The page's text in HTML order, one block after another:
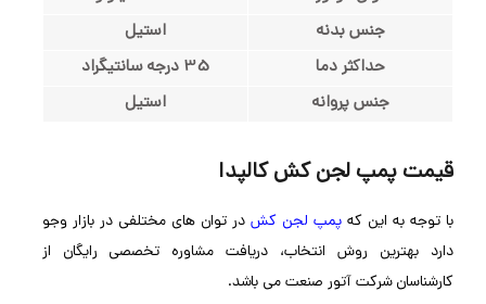
جنس بدنه
استیل
حداکثر دما
جنس پروانه
استیل
قیمت پمپ لجن کش کالپدا
با توجه به این کهپمپ لجن کش در توان های مختلفی در بازار وجو
دارد بهترین روش انتخاب، دریافت مشاوره تخصصی رایگان از
کارشناسان شرکت آتور صنعت می باشد.